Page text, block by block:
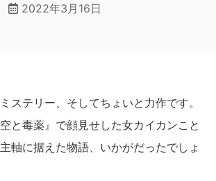
2022年3月16日
ステリー、そしてちょいと力作です。
と毒薬』で顔見せした女カイカンこと
軸に据えた物語、いかがだったでしょ